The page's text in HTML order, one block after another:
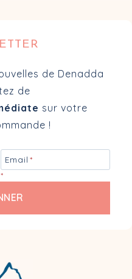
de Denadda
de
sur votre
!
Email *
*